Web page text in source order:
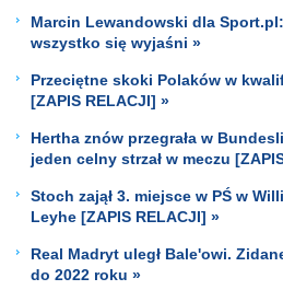
Marcin Lewandowski dla
wszystko się wyjaśni »
Przeciętne skoki Polaków w
[ZAPIS RELACJI] »
Hertha znów przegrała w
jeden celny strzał w meczu
Stoch zajął 3. miejsce w PŚ w
Leyhe [ZAPIS RELACJI] »
Real Madryt uległ Bale'owi.
do 2022 roku »